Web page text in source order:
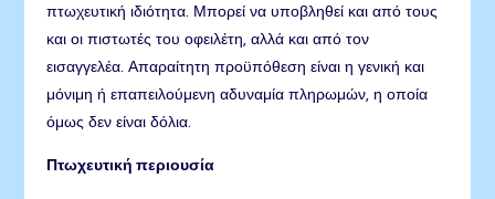
πτωχευτική ιδιότητα. Μπορεί να υποβληθεί και από τους
και οι πιστωτές του οφειλέτη, αλλά και από τον
εισαγγελέα. Απαραίτητη προϋπόθεση είναι η γενική και
μόνιμη ή επαπειλούμενη αδυναμία πληρωμών, η οποία
όμως δεν είναι δόλια.
Πτωχευτική περιουσία